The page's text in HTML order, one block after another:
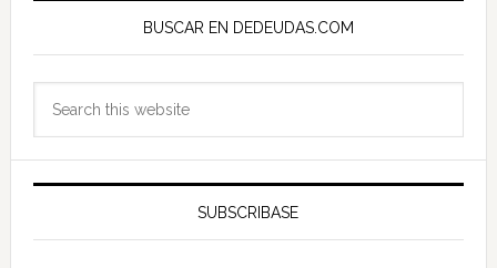
BUSCAR EN DEDEUDAS.COM
SUBSCRIBASE